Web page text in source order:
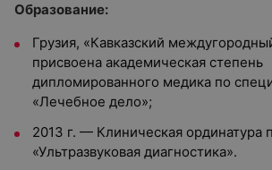
Образование:
Грузия, «Кавказский
присвоена академическая степень
дипломированного медика по
«Лечебное дело»;
2013 г. — Клиническая ординатура
«Ультразвуковая диагностика».